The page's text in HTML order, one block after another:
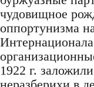
чудовищное
оппортунизма
1922 г.